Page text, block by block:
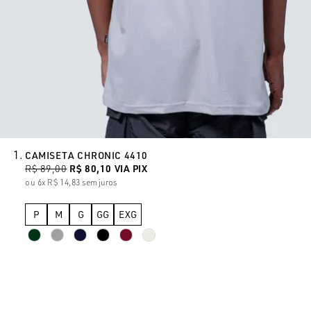
CAMISETA CHRONIC 4410
R$ 80,10 VIA PIX
R$ 89,00
6x R$ 14,83sem juros
P M G GG EXG